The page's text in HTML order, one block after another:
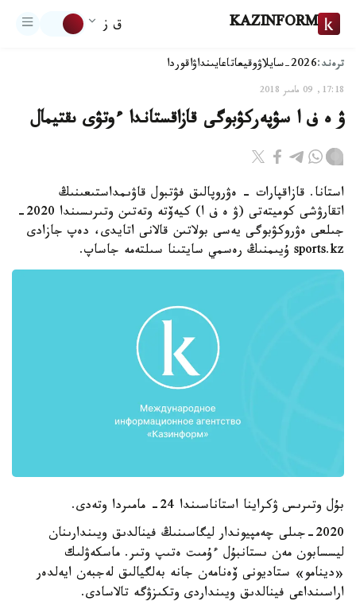
KAZINFORM ق ز
ترەند:2026-سايلاۋ وقيعاتاعايىنداۋاقوردا
17:18, 09 مامىر 2018
ۋ ە ف ا سۋپەركۋبوگى قازاقستاندا ءوتۋى ىقتيمال
استانا. قازاقپارات - ەۋروپالىق فۋتبول قاۋىمداستىعىنىڭ
اتقارۋشى كوميتەتى (ۋ ە ف ا) كيەۆتە وتەتىن وتىرىسىندا 2020-
جىلعى ەۋروكۋبوگى يەسى بولاتىن قالانى اتايدى، دەپ جازادى
sports.kz ۇيىمنىڭ رەسمي سايتىنا سىلتەمە جاساپ.
بۇل وتىرىس ۋكراينا استاناسىندا 24- مامىردا وتەدى.
2020-جىلى چەمپيوندار ليگاسىنىڭ فينالدىق ويىندارىنان
ليسسابون مەن ىستانبۇل ءۇمىت ەتىپ وتىر. ماسكەۋلىك
«دينامو» ستاديونى ۆەنامەن جانە بەلگيالىق لەجبەن ايەلدەر
اراسىنداعى فينالدىق ويىنداردى وتكىزۋگە تالاسادى.